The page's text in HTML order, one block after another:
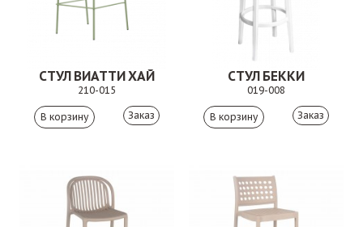
СТУЛ ВИАТТИ ХАЙ
210-015
Заказ
СТУЛ БЕККИ
019-008
Заказ